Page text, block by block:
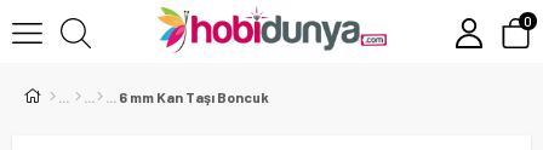
0
6 mm Kan Taşı Boncuk